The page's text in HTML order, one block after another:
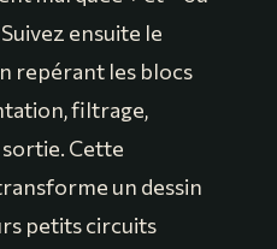
ensuite le
repérant les blocs
filtrage,
Cette
un dessin
petits circuits